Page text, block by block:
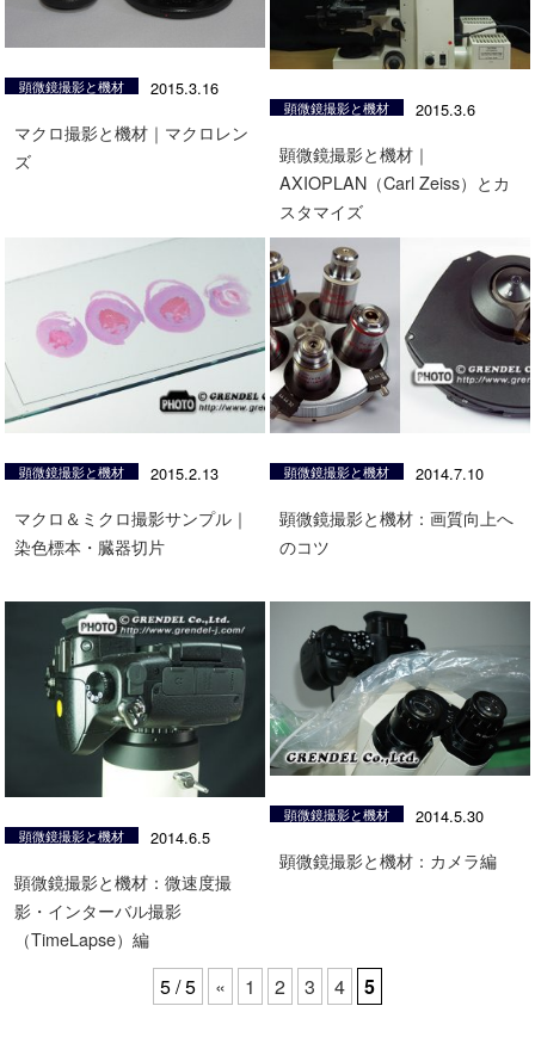
顕微鏡撮影と機材 2015.3.16
マクロ撮影と機材｜マクロレン
ズ
顕微鏡撮影と機材 2015.3.6
顕微鏡撮影と機材｜
AXIOPLAN（Carl Zeiss）とカ
スタマイズ
顕微鏡撮影と機材 2015.2.13
マクロ＆ミクロ撮影サンプル｜
染色標本・臓器切片
顕微鏡撮影と機材 2014.7.10
顕微鏡撮影と機材：画質向上へ
のコツ
顕微鏡撮影と機材 2014.6.5
顕微鏡撮影と機材：微速度撮
影・インターバル撮影
（TimeLapse）編
顕微鏡撮影と機材 2014.5.30
顕微鏡撮影と機材：カメラ編
5 / 5 « 1 2 3 4 5